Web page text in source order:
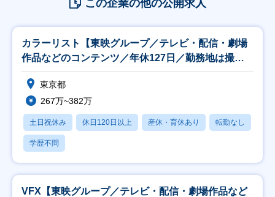
この企業の他の公開求人
カラーリスト【東映グループ／テレビ・配信・劇場
作品などのコンテンツ／年休127日／勤務地は撮影
所内】
東京都
267万~382万
土日祝休み 休日120日以上 産休・育休あり 転勤なし
学歴不問
VFX【東映グループ／テレビ・配信・劇場作品など